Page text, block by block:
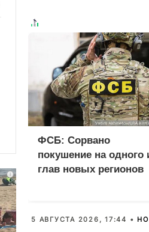
ФСБ: Сорвано
покушение на одного
глав новых регионов
5 АВГУСТА 2026, 17:44 •